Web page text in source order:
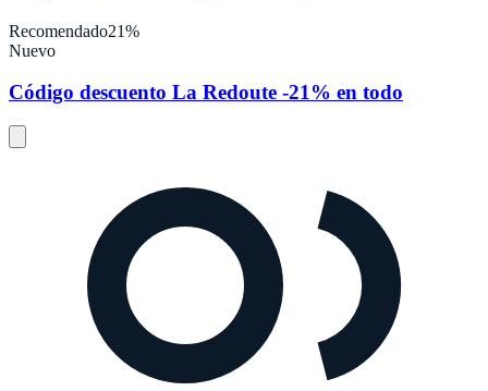
Recomendado21%
Nuevo
Código descuento La Redoute -21% en todo